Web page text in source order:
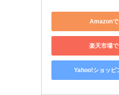
Amazonで
楽天市場
Yahoo!ショッピ